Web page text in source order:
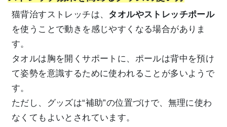
猫背治すストレッチは、 タオルやストレッチポール
を使うことで動きを感じやすくなる場合がありま
す。
タオルは胸を開くサポートに、ポールは背中を預け
て姿勢を意識するために使われることが多いようで
す。
ただし、グッズは“補助”の位置づけで、無理に使わ
なくてもよいとされています。